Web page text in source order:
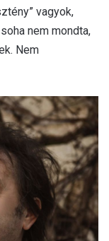
vagyok,
nem mondta,
Nem